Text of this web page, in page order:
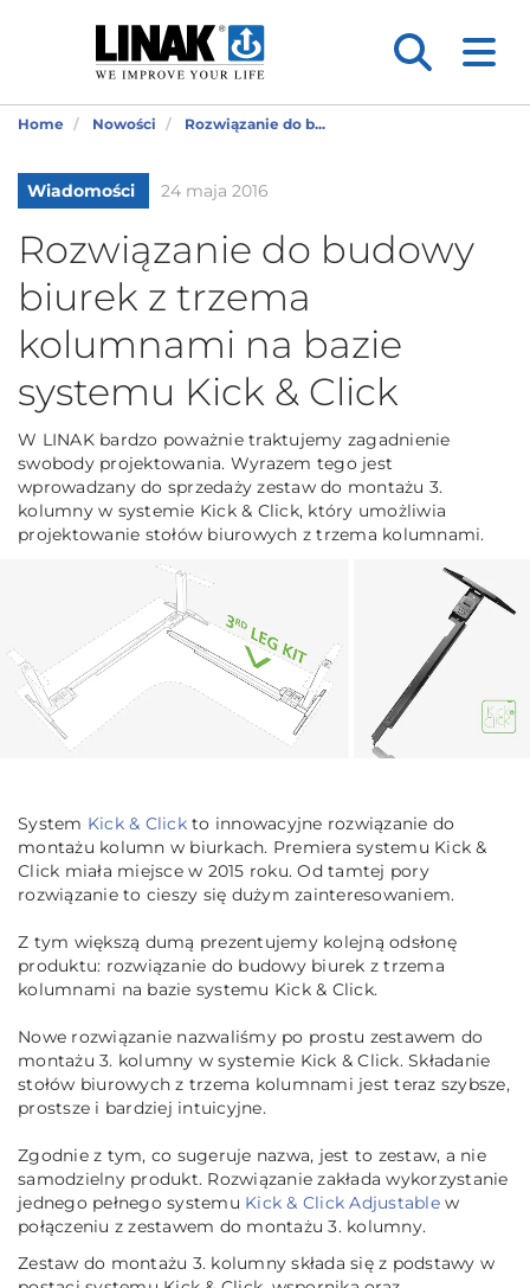
Home Nowości Rozwiązanie do b...
Wiadomości 24 maja 2016
Rozwiązanie do budowy
biurek z trzema
kolumnami na bazie
systemu Kick & Click
W LINAK bardzo poważnie traktujemy zagadnienie
swobody projektowania. Wyrazem tego jest
wprowadzany do sprzedaży zestaw do montażu 3.
kolumny w systemie Kick & Click, który umożliwia
projektowanie stołów biurowych z trzema kolumnami.
System Kick & Clickto innowacyjne rozwiązanie do
montażu kolumn w biurkach. Premiera systemu Kick &
Click miała miejsce w 2015 roku. Od tamtej pory
rozwiązanie to cieszy się dużym zainteresowaniem.
Z tym większą dumą prezentujemy kolejną odsłonę
produktu: rozwiązanie do budowy biurek z trzema
kolumnami na bazie systemu Kick & Click.
Nowe rozwiązanie nazwaliśmy po prostu zestawem do
montażu 3. kolumny w systemie Kick & Click. Składanie
stołów biurowych z trzema kolumnami jest teraz szybsze,
prostsze i bardziej intuicyjne.
Zgodnie z tym, co sugeruje nazwa, jest to zestaw, a nie
samodzielny produkt. Rozwiązanie zakłada wykorzystanie
jednego pełnego systemu Kick & Click Adjustablew
połączeniu z zestawem do montażu 3. kolumny.
Zestaw do montażu 3. kolumny składa się z podstawy w